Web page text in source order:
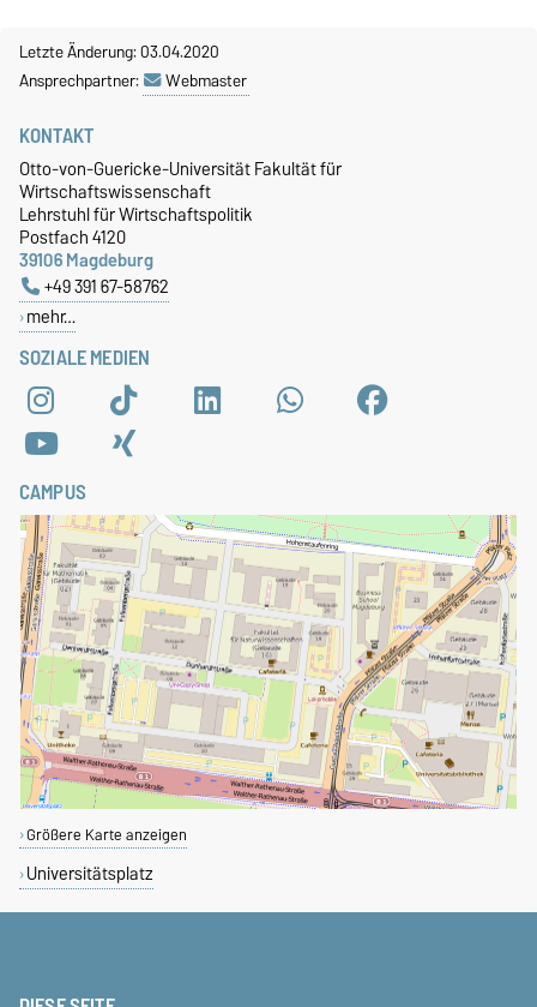
Letzte Änderung: 03.04.2020
Ansprechpartner:
Webmaster
SOZIALE MEDIEN
KONTAKT
Otto-von-Guericke-Universität Fakultät für
Wirtschaftswissenschaft
Lehrstuhl für Wirtschaftspolitik
Postfach 4120
39106 Magdeburg
+49 391 67-58762
mehr…
CAMPUS
Größere Karte anzeigen
Universitätsplatz